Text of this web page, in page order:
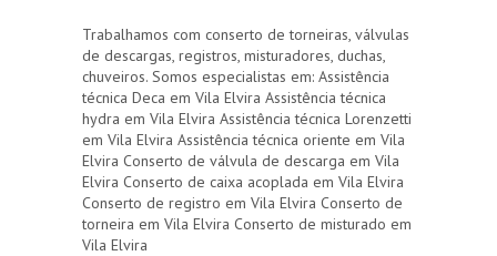
Trabalhamos com conserto de torneiras, válvulas
de descargas, registros, misturadores, duchas,
chuveiros. Somos especialistas em: Assistência
técnica Deca em Vila Elvira Assistência técnica
hydra em Vila Elvira Assistência técnica Lorenzetti
em Vila Elvira Assistência técnica oriente em Vila
Elvira Conserto de válvula de descarga em Vila
Elvira Conserto de caixa acoplada em Vila Elvira
Conserto de registro em Vila Elvira Conserto de
torneira em Vila Elvira Conserto de misturado em
Vila Elvira